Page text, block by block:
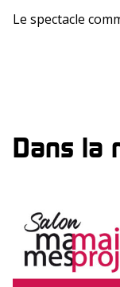
Le spectacle
Dans la